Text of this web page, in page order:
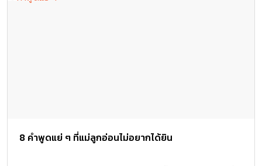
8 คำพูดแย่ ๆ ที่แม่ลูกอ่อนไม่อยากได้ยิน